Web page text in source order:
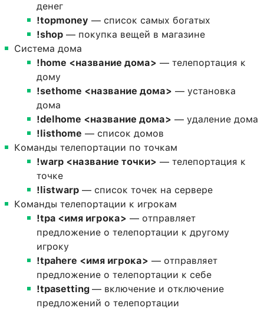
денег
!topmoney — список самых богатых
!shop — покупка вещей в магазине
Система дома
!home <название дома> — телепортация к
дому
!sethome <название дома> — установка
дома
!delhome <название дома> — удаление дома
!listhome — список домов
Команды телепортации по точкам
!warp <название точки> — телепортация к
точке
!listwarp — список точек на сервере
Команды телепортации к игрокам
!tpa <имя игрока> — отправляет
предложение о телепортации к другому
игроку
!tpahere <имя игрока> — отправляет
предложение о телепортации к себе
!tpasetting — включение и отключение
предложений о телепортации